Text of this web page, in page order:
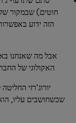
חוטים) שבמקור
הזה ידוע
אבל מה שאנחנו
האקולוגי של
יורוג’רזי
שכשחושבים עליו,